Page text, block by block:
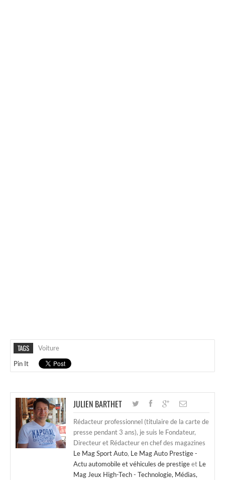
TAGS
Voiture
Pin It
JULIEN BARTHET
Rédacteur professionnel (titulaire de la carte de
presse pendant 3 ans), je suis le Fondateur,
Directeur et Rédacteur en chef des magazines
Le Mag Sport Auto, Le Mag Auto Prestige -
Actu automobile et véhicules de prestigeet Le
Mag Jeux High-Tech - Technologie, Médias,